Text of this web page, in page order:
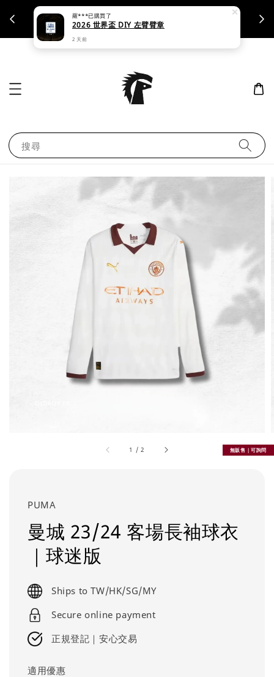
支援刷卡｜皆開立統一發票
搜尋
1 /2 無販售｜可詢問
PUMA
曼城 23/24 客場長袖球衣
｜球迷版
Ships to TW/HK/SG/MY
Secure online payment
正規登記｜安心交易
適用優惠
羅***已購買了
2026 世界盃 DIY 左臂臂章
2 天前